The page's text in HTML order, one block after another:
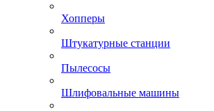
Хопперы
Штукатурные станции
Пылесосы
Шлифовальные машины